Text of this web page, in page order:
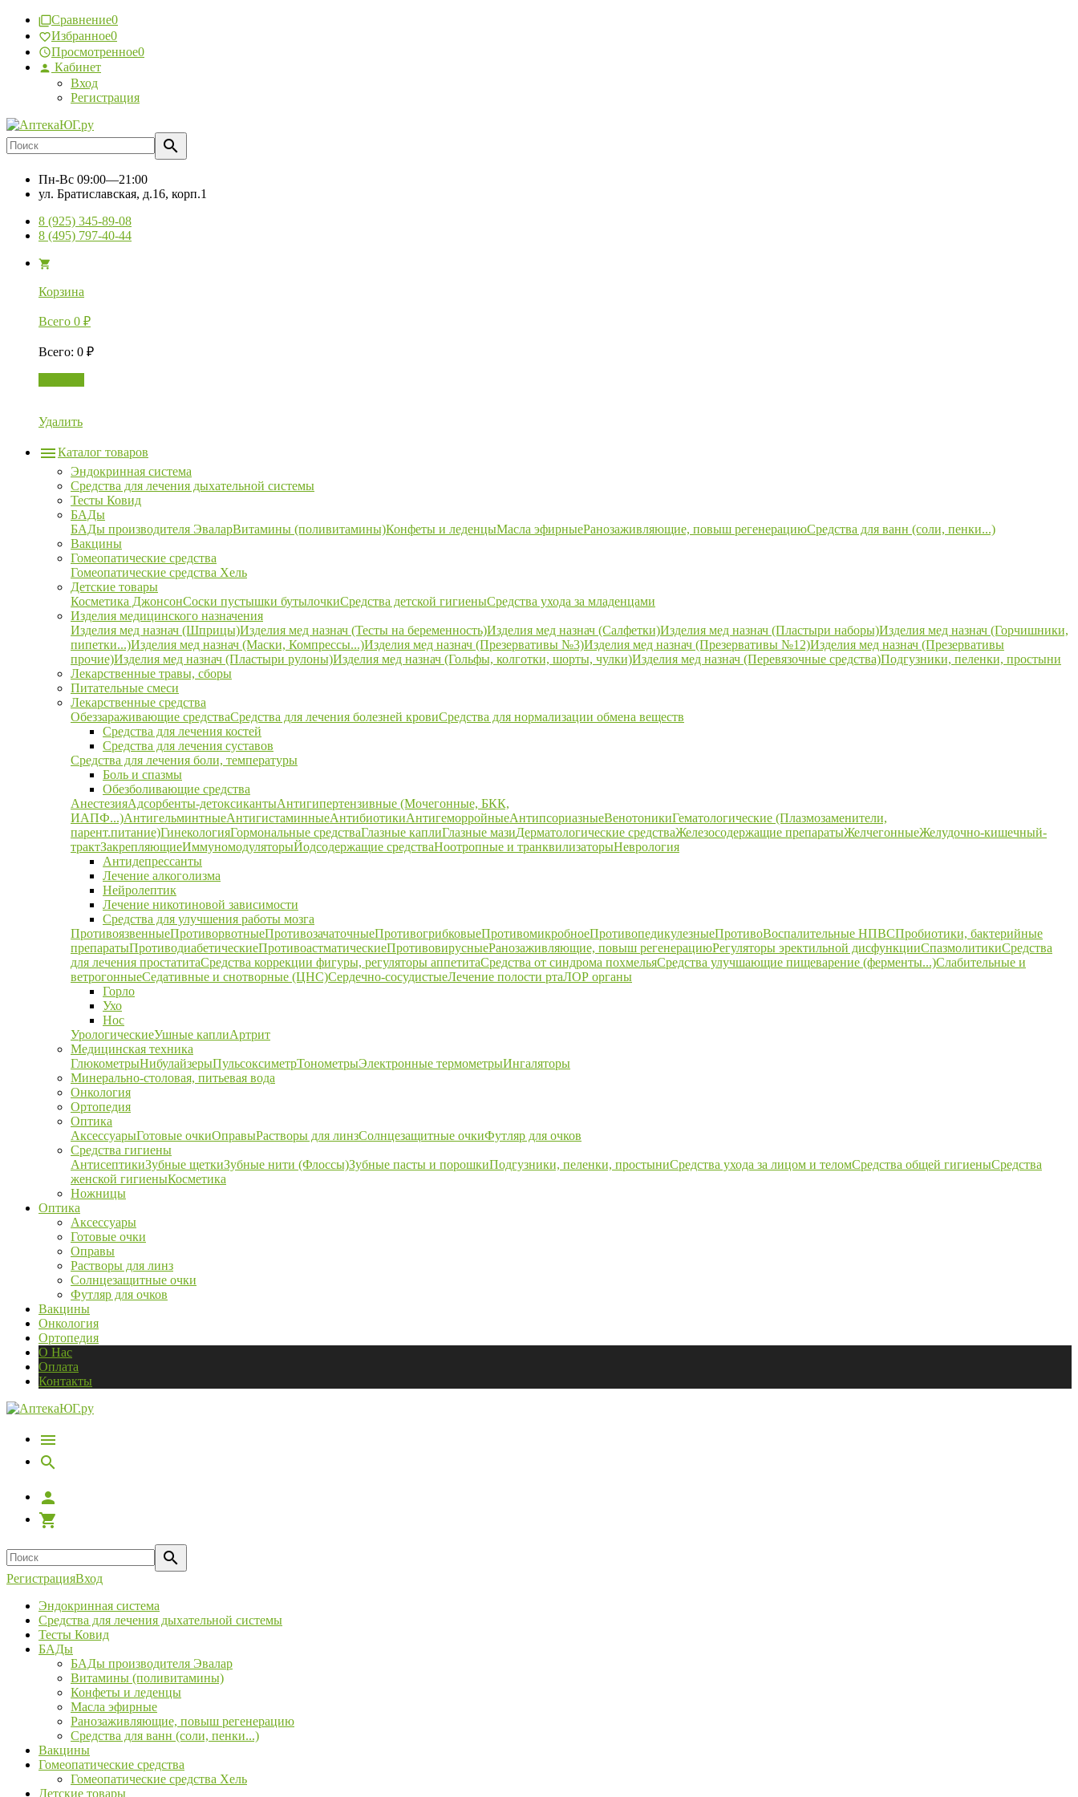
Сравнение0
Избранное0
Просмотренное0
Кабинет
Вход
Регистрация
Пн-Вс 09:00—21:00
ул. Братиславская, д.16, корп.1
8 (925) 345-89-08
8 (495) 797-40-44
Корзина
Всего 0 ₽
Всего: 0 ₽
Удалить
Каталог товаров
Эндокринная система
Средства для лечения дыхательной системы
Тесты Ковид
БАДы
БАДы производителя ЭваларВитамины (поливитамины)Конфеты и леденцыМасла эфирныеРанозаживляющие, повыш регенерациюСредства для ванн (соли, пенки...)
Вакцины
Гомеопатические средства
Гомеопатические средства Хель
Детские товары
Косметика ДжонсонСоски пустышки бутылочкиСредства детской гигиеныСредства ухода за младенцами
Изделия медицинского назначения
Изделия мед назнач (Шприцы)Изделия мед назнач (Тесты на беременность)Изделия мед назнач (Салфетки)Изделия мед назнач (Пластыри наборы)Изделия мед назнач (Горчишники,
пипетки...)Изделия мед назнач (Маски, Компрессы...)Изделия мед назнач (Презервативы №3)Изделия мед назнач (Презервативы №12)Изделия мед назнач (Презервативы
прочие)Изделия мед назнач (Пластыри рулоны)Изделия мед назнач (Гольфы, колготки, шорты, чулки)Изделия мед назнач (Перевязочные средства)Подгузники, пеленки, простыни
Лекарственные травы, сборы
Питательные смеси
Лекарственные средства
Обеззараживающие средстваСредства для лечения болезней кровиСредства для нормализации обмена веществ
Средства для лечения костей
Средства для лечения суставов
Средства для лечения боли, температуры
Боль и спазмы
Обезболивающие средства
АнестезияАдсорбенты-детоксикантыАнтигипертензивные (Мочегонные, БКК,
ИАПФ...)АнтигельминтныеАнтигистаминныеАнтибиотикиАнтигеморройныеАнтипсориазныеВенотоникиГематологические (Плазмозаменители,
парент.питание)ГинекологияГормональные средстваГлазные каплиГлазные мазиДерматологические средстваЖелезосодержащие препаратыЖелчегонныеЖелудочно-кишечный-
трактЗакрепляющиеИммуномодуляторыЙодсодержащие средстваНоотропные и транквилизаторыНеврология
Антидепрессанты
Лечение алкоголизма
Нейролептик
Лечение никотиновой зависимости
Средства для улучшения работы мозга
ПротивоязвенныеПротиворвотныеПротивозачаточныеПротивогрибковыеПротивомикробноеПротивопедикулезныеПротивоВоспалительные НПВСПробиотики, бактерийные
препаратыПротиводиабетическиеПротивоастматическиеПротивовирусныеРанозаживляющие, повыш регенерациюРегуляторы эректильной дисфункцииСпазмолитикиСредства
для лечения простатитаСредства коррекции фигуры, регуляторы аппетитаСредства от синдрома похмельяСредства улучшающие пищеварение (ферменты...)Слабительные и
ветрогонныеСедативные и снотворные (ЦНС)Сердечно-сосудистыеЛечение полости ртаЛОР органы
Горло
Ухо
Нос
УрологическиеУшные каплиАртрит
Медицинская техника
ГлюкометрыНибулайзерыПульсоксиметрТонометрыЭлектронные термометрыИнгаляторы
Минерально-столовая, питьевая вода
Онкология
Ортопедия
Оптика
АксессуарыГотовые очкиОправыРастворы для линзСолнцезащитные очкиФутляр для очков
Средства гигиены
АнтисептикиЗубные щеткиЗубные нити (Флоссы)Зубные пасты и порошкиПодгузники, пеленки, простыниСредства ухода за лицом и теломСредства общей гигиеныСредства
женской гигиеныКосметика
Ножницы
Оптика
Аксессуары
Готовые очки
Оправы
Растворы для линз
Солнцезащитные очки
Футляр для очков
Вакцины
Онкология
Ортопедия
О Нас
Оплата
Контакты
РегистрацияВход
Эндокринная система
Средства для лечения дыхательной системы
Тесты Ковид
БАДы
БАДы производителя Эвалар
Витамины (поливитамины)
Конфеты и леденцы
Масла эфирные
Ранозаживляющие, повыш регенерацию
Средства для ванн (соли, пенки...)
Вакцины
Гомеопатические средства
Гомеопатические средства Хель
Детские товары